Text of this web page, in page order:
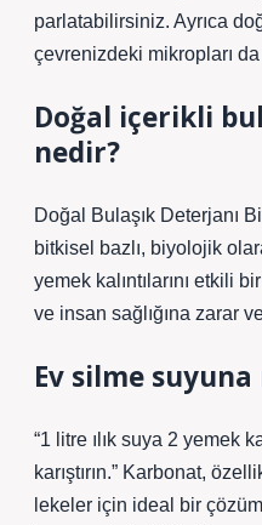
parlatabilirsiniz. Ayrıca
çevrenizdeki mikropları
Doğal içerikli
nedir?
Doğal Bulaşık Deterjanı
bitkisel bazlı, biyolojik
yemek kalıntılarını etkili
ve insan sağlığına zarar
Ev silme
“1 litre ılık suya 2 yemek
karıştırın.” Karbonat,
lekeler için ideal bir